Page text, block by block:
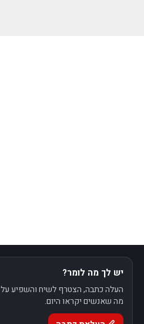
יש לך מה לומר?
העלה כתבה, הצטרף לשיח והשפיע על
מה שאנשים יקראו היום.